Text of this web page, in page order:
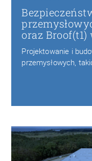
oraz
Projektowanie i
przemysłowych,
produkcyjne czy